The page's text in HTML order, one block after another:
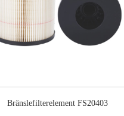
Bränslefilterelement FS20403